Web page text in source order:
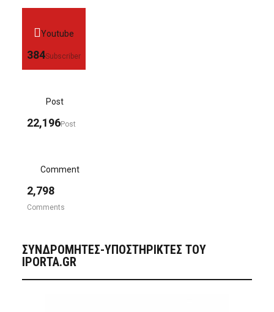
Youtube
384Subscriber
Post
22,196Post
Comment
2,798
Comments
ΣΥΝΔΡΟΜΗΤΈΣ-ΥΠΟΣΤΗΡΙΚΤΈΣ ΤΟΥ
IPORTA.GR